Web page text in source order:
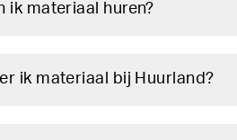
ik materiaal huren?
ik materiaal bij Huurland?